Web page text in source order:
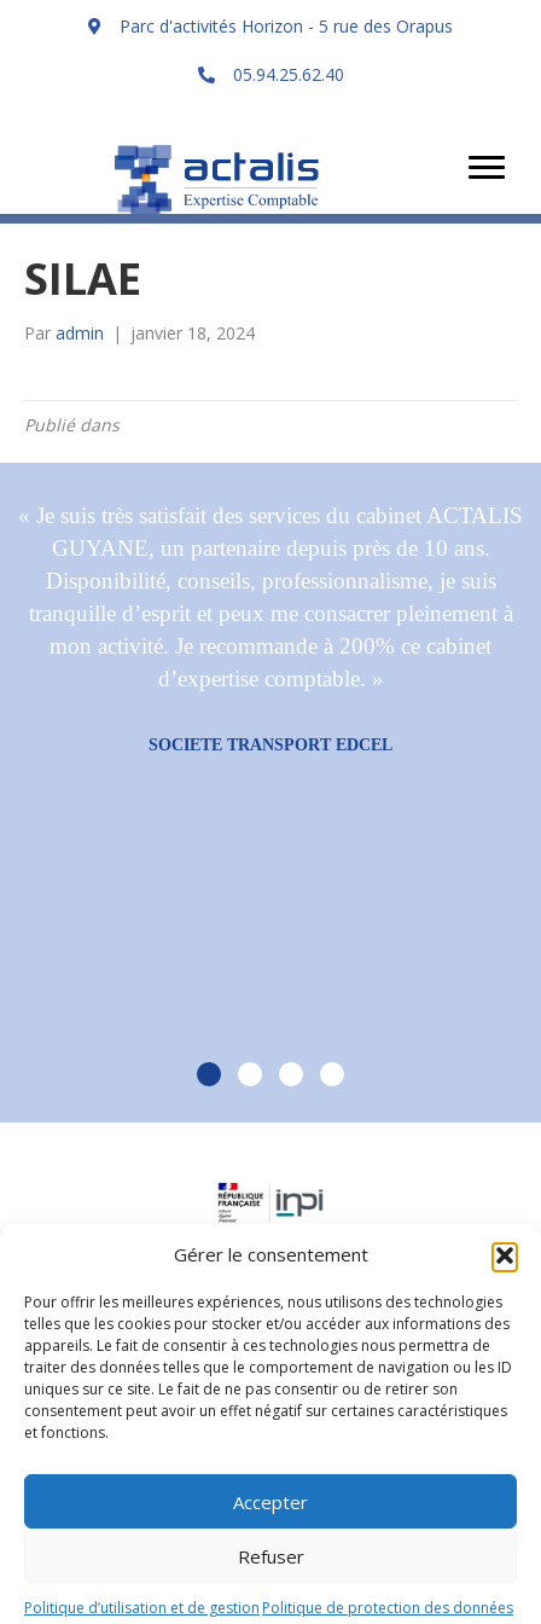
Gérer le consentement
Pour offrir les meilleures expériences, nous utilisons des technologies
telles que les cookies pour stocker et/ou accéder aux informations des
appareils. Le fait de consentir à ces technologies nous permettra de
traiter des données telles que le comportement de navigation ou les ID
uniques sur ce site. Le fait de ne pas consentir ou de retirer son
consentement peut avoir un effet négatif sur certaines caractéristiques
et fonctions.
Accepter
Refuser
Politique d’utilisation et de gestion Politique de protection des données
Parc d'activités Horizon - 5 rue des Orapus
05.94.25.62.40
SILAE
Par admin | janvier 18, 2024
Publié dans
« Je suis très satisfait des services du cabinet ACTALIS
GUYANE, un partenaire depuis près de 10 ans.
Disponibilité, conseils, professionnalisme, je suis
tranquille d’esprit et peux me consacrer pleinement à
mon activité. Je recommande à 200% ce cabinet
d’expertise comptable. »
SOCIETE TRANSPORT EDCEL
Parc d'activités Horizon - 5 rue des Orapus
0594256240
Nous contacter
légales